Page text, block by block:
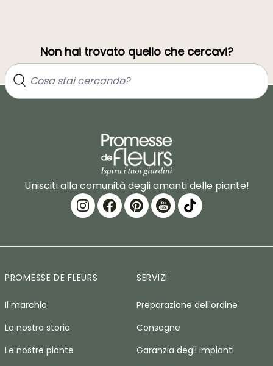
Non hai trovato quello che cercavi?
Unisciti alla comunità degli amanti delle piante!
PROMESSE DE FLEURS
Il marchio
La nostra storia
Le nostre piante
SERVIZI
Preparazione dell'ordine
Consegne
Garanzia degli impianti